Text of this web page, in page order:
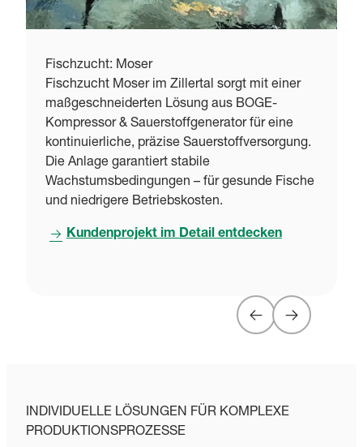
Fischzucht: Moser
Fischzucht Moser im Zillertal sorgt mit einer
maßgeschneiderten Lösung aus BOGE-
Kompressor & Sauerstoffgenerator für eine
kontinuierliche, präzise Sauerstoffversorgung.
Die Anlage garantiert stabile
Wachstumsbedingungen – für gesunde Fische
und niedrigere Betriebskosten.
Kundenprojekt im Detail entdecken
INDIVIDUELLE LÖSUNGEN FÜR KOMPLEXE
PRODUKTIONSPROZESSE